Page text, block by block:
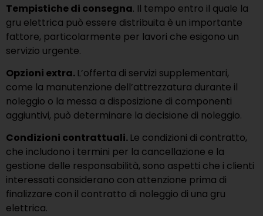
Tempistiche di consegna. Il tempo entro il quale la
gru elettrica può essere distribuita è un importante
fattore, particolarmente per lavori che esigono un
servizio urgente.
Opzioni extra. L’offerta di servizi supplementari,
come la manutenzione dell’attrezzatura durante il
noleggio o la messa a disposizione di componenti
aggiuntivi, può determinare la decisione di noleggio.
Condizioni contrattuali. Le condizioni di contratto,
che includono i termini per la cancellazione e la
gestione delle responsabilità, sono aspetti che i clienti
interessati considerano con attenzione prima di
finalizzare con il contratto di noleggio di una gru
elettrica.